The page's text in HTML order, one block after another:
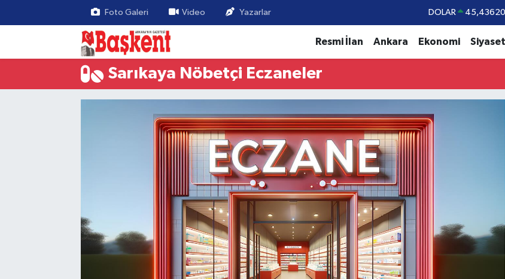
Foto Galeri Video Yazarlar DOLAR 45,43620
BİST100
BITCOIN
Resmi İlan Ankara Ekonomi Siyaset
Sarıkaya Nöbetçi Eczaneler